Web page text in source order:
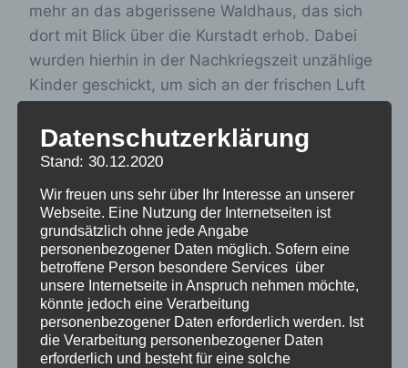
mehr an das abgerissene Waldhaus, das sich
dort mit Blick über die Kurstadt erhob. Dabei
wurden hierhin in der Nachkriegszeit unzählige
Kinder geschickt, um sich an der frischen Luft
neuer Stärke kommen. Doch im Herbst 2019
erregten Erlebnisberichte von Zeitzeug*innen
Ort des Schreckens, von den schlimmsten
Wochen ihres Lebens. Hörspielmacher Silas
Degen lebt nur zwei Straßen vom ehemaligen
Waldhaus entfernt und hat in enger
Zusammenarbeit mit Zeitzeug*innen das erste
künstlerisch-akustische Kunstwerk erarbeitet,
das Einblicke in das Leid der
Datenschutzerklärung
Stand: 30.12.2020
Wir freuen uns sehr über Ihr Interesse an unserer
Webseite. Eine Nutzung der Internetseiten ist
grundsätzlich ohne jede Angabe
personenbezogener Daten möglich. Sofern eine
betroffene Person besondere Services über
unsere Internetseite in Anspruch nehmen möchte,
könnte jedoch eine Verarbeitung
personenbezogener Daten erforderlich werden. Ist
die Verarbeitung personenbezogener Daten
erforderlich und besteht für eine solche